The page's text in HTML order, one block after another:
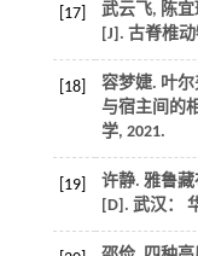
[17]
武云飞, 陈
[J]. 古脊椎
[18]
容梦婕. 叶
与宿主间的
学, 2021.
[19]
许静. 雅鲁
[D]. 武汉：